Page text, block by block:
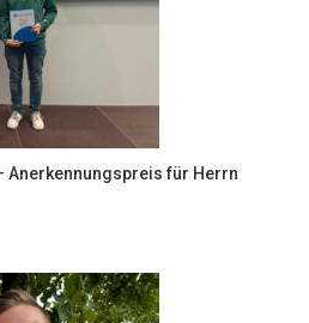
Anerkennungspreis für Herrn